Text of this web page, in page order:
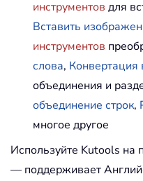
инструментов для
Вставить
инструментов
слова, Конвертация
объединения и
объединение строк,
многое другое
Используйте Kutools на
— поддерживает